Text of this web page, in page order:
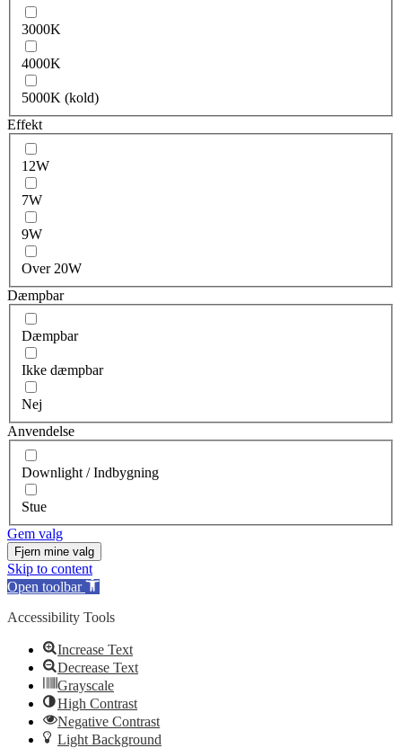
3000K
4000K
5000K (kold)
Effekt
12W
7W
9W
Over 20W
Dæmpbar
Dæmpbar
Ikke dæmpbar
Nej
Anvendelse
Downlight / Indbygning
Stue
Gem valg
Fjern mine valg
Skip to content
Open toolbar
Accessibility Tools
Increase Text
Decrease Text
Grayscale
High Contrast
Negative Contrast
Light Background